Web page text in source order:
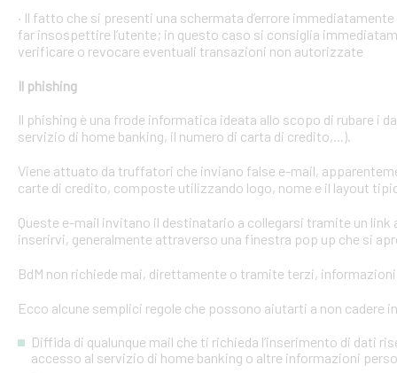
· Il fatto che si presenti una schermata d’errore
far insospettire l’utente; in questo caso si consiglia
verificare o revocare eventuali transazioni non autorizzate
Il phishing
Il phishing è una frode informatica ideata allo scopo di rubare i
servizio di home banking, il numero di carta di credito,...).
Viene attuato da truffatori che inviano false e-mail,
carte di credito, composte utilizzando logo, nome e il layout
Queste e-mail invitano il destinatario a collegarsi tramite un
inserirvi, generalmente attraverso una finestra pop up che si
BdM non richiede mai, direttamente o tramite terzi,
Ecco alcune semplici regole che possono aiutarti a non cadere
Diffida di qualunque mail che ti richieda l’inserimento di dati
accesso al servizio di home banking o altre informazioni